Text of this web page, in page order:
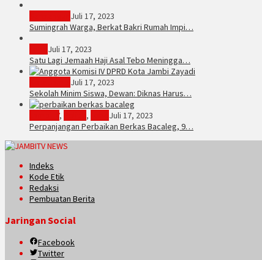
Juli 17, 2023
Sumingrah Warga, Berkat Bakri Rumah Impi…
Juli 17, 2023
Satu Lagi Jemaah Haji Asal Tebo Meningga…
Juli 17, 2023
Sekolah Minim Siswa, Dewan: Diknas Harus…
, ,
Juli 17, 2023
Perpanjangan Perbaikan Berkas Bacaleg, 9…
Indeks
Kode Etik
Redaksi
Pembuatan Berita
Jaringan Social
Facebook
Twitter